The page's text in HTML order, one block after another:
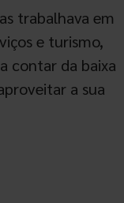
trabalhava em
e turismo,
contar da baixa
a sua